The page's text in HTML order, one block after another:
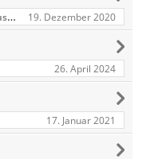
[Video] Einfacher Einstieg in Adobe Illustrator 19. Dezember 2020
26. April 2024
17. Januar 2021